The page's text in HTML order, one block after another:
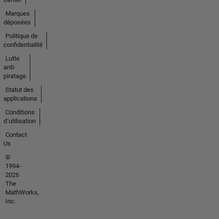
Marques
déposées
Politique de
confidentialité
Lutte
anti-
piratage
Statut des
applications
Conditions
d՚utilisation
Contact
Us
©
1994-
2026
The
MathWorks,
Inc.